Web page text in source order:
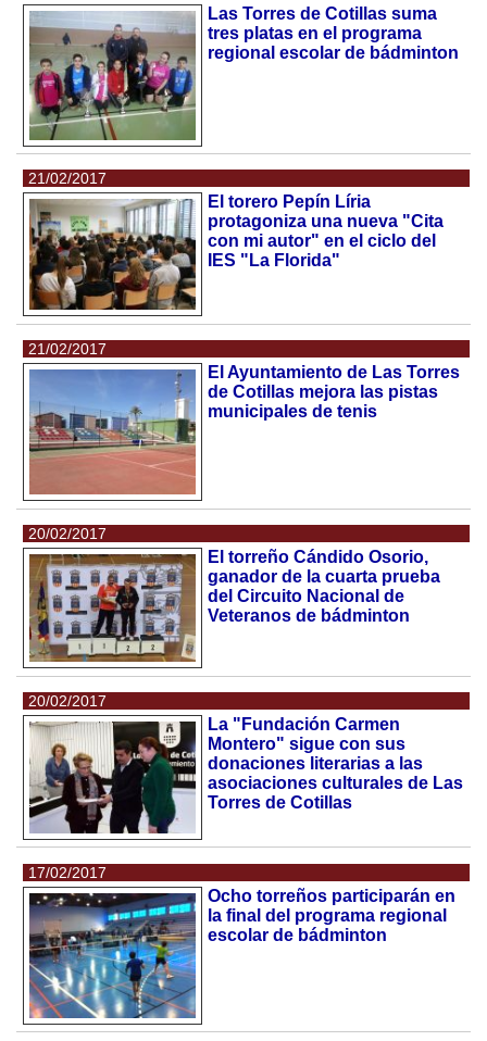
Las Torres de Cotillas suma
tres platas en el programa
regional escolar de bádminton
21/02/2017
El torero Pepín Líria
protagoniza una nueva "Cita
con mi autor" en el ciclo del
IES "La Florida"
21/02/2017
El Ayuntamiento de Las Torres
de Cotillas mejora las pistas
municipales de tenis
20/02/2017
El torreño Cándido Osorio,
ganador de la cuarta prueba
del Circuito Nacional de
Veteranos de bádminton
20/02/2017
La "Fundación Carmen
Montero" sigue con sus
donaciones literarias a las
asociaciones culturales de Las
Torres de Cotillas
17/02/2017
Ocho torreños participarán en
la final del programa regional
escolar de bádminton